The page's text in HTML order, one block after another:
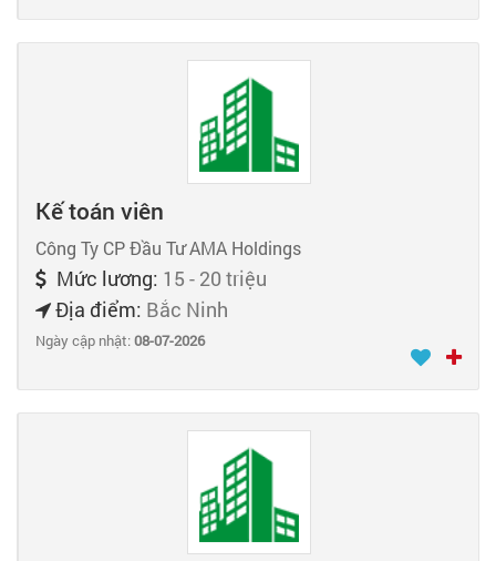
Kế toán viên
Công Ty CP Đầu Tư AMA Holdings
Mức lương: 15 - 20 triệu
Địa điểm: Bắc Ninh
Ngày cập nhật:08-07-2026